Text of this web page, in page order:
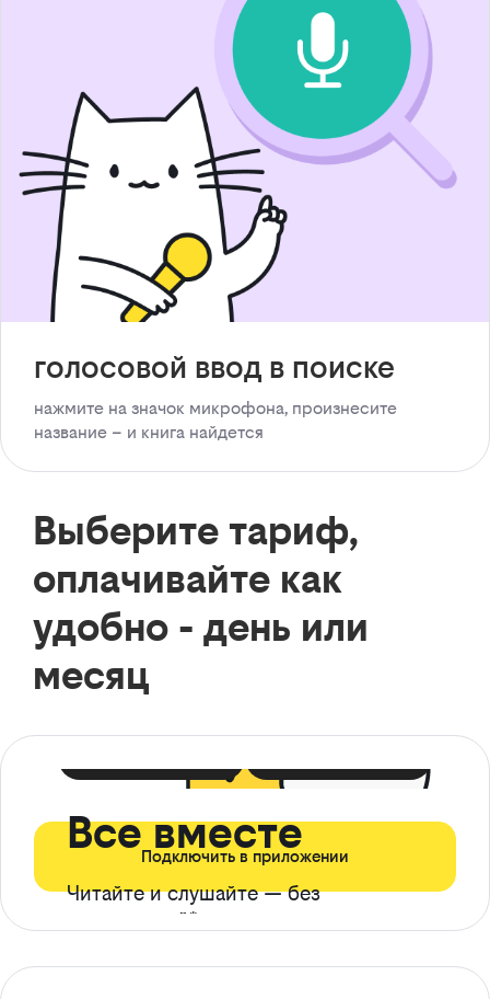
голосовой ввод в поиске
нажмите на значок микрофона, произнесите
название – и книга найдется
Выберите тариф,
оплачивайте как
удобно - день или
месяц
Все вместе
Читайте и слушайте — без
ограничений*
Подключить в приложении